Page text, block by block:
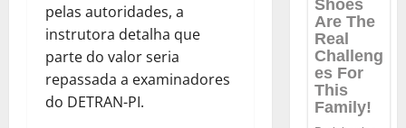
pelas autoridades, a
instrutora detalha que
parte do valor seria
repassada a examinadores
do DETRAN-PI.